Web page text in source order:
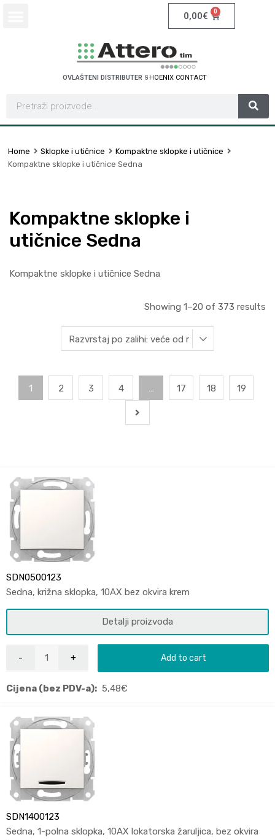
0,00€ 0
OVLAŠTENI DISTRIBUTER SCHNEIDER ELECTRI
Home Sklopke i utičnice
Kompaktne sklopke i utičnice
Kompaktne sklopke i utičnice Sedna
Kompaktne sklopke i
utičnice Sedna
Kompaktne sklopke i utičnice Sedna
Showing 1–20 of 373 results
1 2 3 4 … 17 18 19
SDN0500123
Sedna, križna sklopka, 10AX bez okvira krem
Detalji proizvoda
Add to cart
Cijena (bez PDV-a): 5,48€
SDN1400123
Sedna, 1-polna sklopka, 10AX lokatorska žaruljica, bez okvira